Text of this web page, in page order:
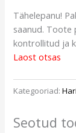
Tähelepanu!
saanud. Toote
kontrollitud ja
Laost otsas
Kategooriad:
Seotud